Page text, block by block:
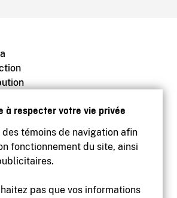
à respecter votre vie privée
témoins de navigation afin
fonctionnement du site, ainsi
pas que vos informations